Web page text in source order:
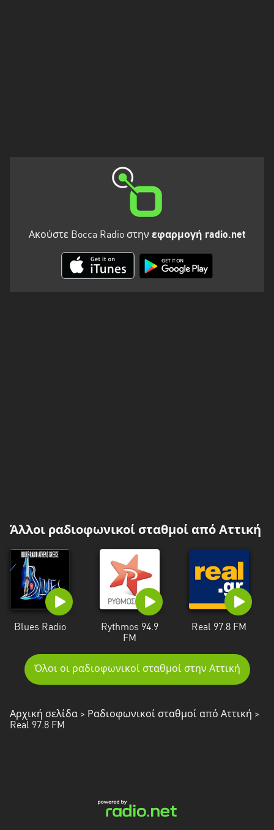
Ακούστε Bocca Radio στην εφαρμογή radio.net
Άλλοι ραδιοφωνικοί σταθμοί από Αττική
Blues Radio
Rythmos 94.9
FM
Real 97.8 FM
Όλοι οι ραδιοφωνικοί σταθμοί στην Αττική
Αρχική σελίδα > Ραδιοφωνικοί σταθμοί από Αττική >
Real 97.8 FM